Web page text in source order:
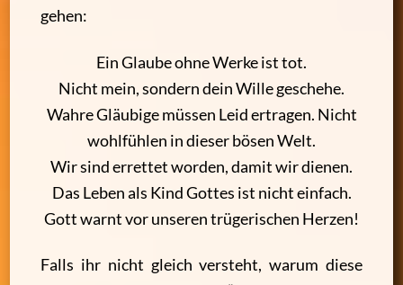
gehen:
Ein Glaube ohne Werke ist tot.
Nicht mein, sondern dein Wille geschehe.
Wahre Gläubige müssen Leid ertragen. Nicht
wohlfühlen in dieser bösen Welt.
Wir sind errettet worden, damit wir dienen.
Das Leben als Kind Gottes ist nicht einfach.
Gott warnt vor unseren trügerischen Herzen!
Falls ihr nicht gleich versteht, warum diese